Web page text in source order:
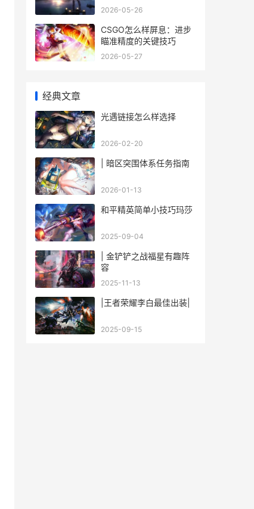
2026-05-26
CSGO怎么样屏息：进步
瞄准精度的关键技巧
2026-05-27
经典文章
光遇链接怎么样选择
2026-02-20
| 暗区突围体系任务指南
2026-01-13
和平精英简单小技巧玛莎
2025-09-04
| 金铲铲之战福星有趣阵
容
2025-11-13
|王者荣耀李白最佳出装|
2025-09-15